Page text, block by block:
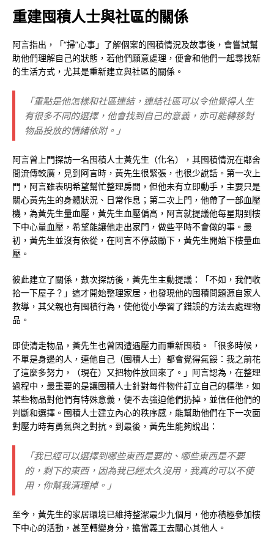
重建囤積人士與社區的關係
阿言指出，「“掃”心事」了解個案的囤積情況及故事後，會嘗試幫
助他們理解自己的狀態，若他們願意處理，便會和他們一起尋找新
的生活方式，尤其是重新建立與社區的關係。
「重點是他怎樣和社區連結，連結社區可以令他覺得人生
有很多不同的選擇，他會找到自己的意義，亦可能轉移對
物品投放的情緒依附。」
阿言曾上門探訪一名囤積人士黃先生（化名），其囤積情況在鄰舍
間流傳較廣，見到阿言時，黃先生很緊張，也很少說話。第一次上
門，阿言雖表明希望幫忙整理房間，但他未有立即動手，主要只是
關心黃先生的身體狀況、日常作息；第二次上門，他帶了一部血壓
機，為黃先生量血壓，黃先生血壓偏高，阿言就提議他每星期到樓
下中心量血壓，希望能讓他走出家門，做些平時不會做的事。最
初，黃先生並沒有依從，在阿言不停鼓勵下，黃先生開始下樓量血
壓。
彼此建立了關係，數次探訪後，黃先生主動提議：「不如，我們收
拾一下屋子？」這才開始整理家居，也發現他的囤積問題源自家人
教導，其父親也有囤積行為，使他從小學習了錯誤的方法去處理物
品。
即使清走物品，黃先生也曾因遭遇壓力而重新囤積。「很多時候，
不單是身邊的人，連他自己（囤積人士）都會覺得氣餒：我之前花
了這麼多努力，（現在）又把物件放回來了。」阿言認為，在整理
過程中，最重要的是讓囤積人士針對每件物件訂立自己的標準，如
某些物品對他們有特殊意義，便不去強迫他們扔掉，並信任他們的
判斷和選擇。囤積人士建立內心的秩序感，能幫助他們在下一次面
對壓力時有勇氣與之對抗。到最後，黃先生能夠說出：
「我已經可以選擇到哪些東西是要的、哪些東西是不要
的，剩下的東西，因為我已經太久沒用，我真的可以不使
用，你幫我清理掉。」
至今，黃先生的家居環境已維持整潔最少九個月，他亦積極參加樓
下中心的活動，甚至轉變身分，擔當義工去關心其他人。